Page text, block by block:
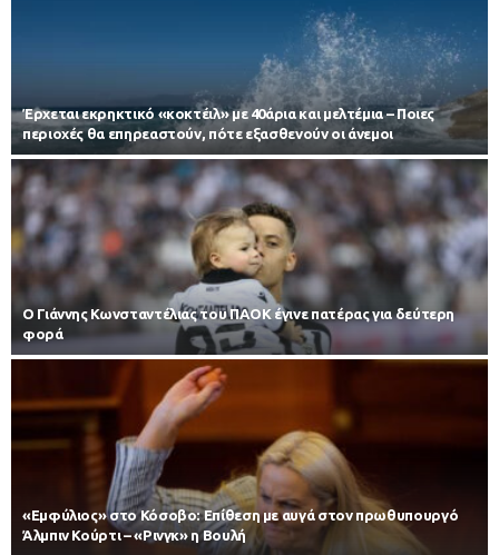
Έρχεται εκρηκτικό «κοκτέιλ» με 40άρια και μελτέμια – Ποιες
περιοχές θα επηρεαστούν, πότε εξασθενούν οι άνεμοι
Ο Γιάννης Κωνσταντέλιας του ΠΑΟΚ έγινε πατέρας για δεύτερη
φορά
«Εμφύλιος» στο Κόσοβο: Επίθεση με αυγά στον πρωθυπουργό
Άλμπιν Κούρτι – «Ρινγκ» η Βουλή